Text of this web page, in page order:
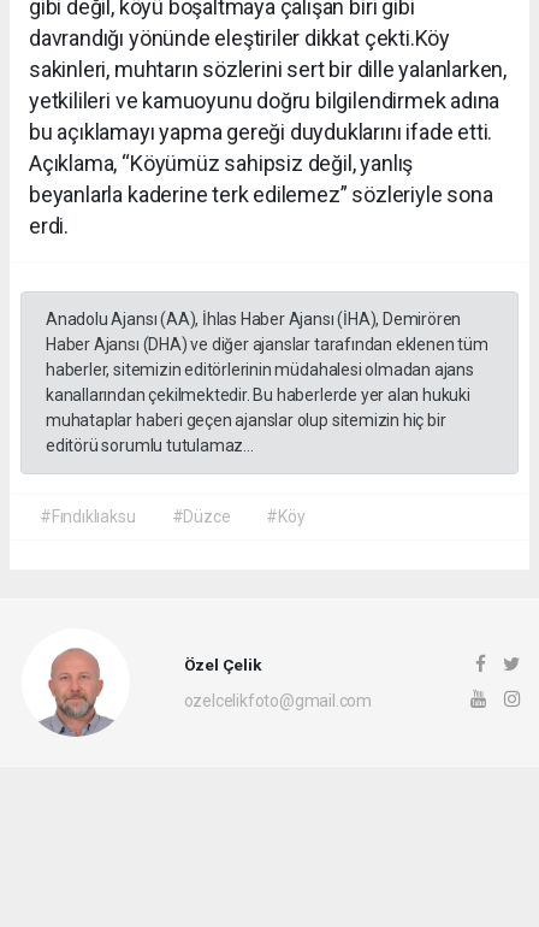
gibi değil, köyü boşaltmaya çalışan biri gibi
davrandığı yönünde eleştiriler dikkat çekti.Köy
sakinleri, muhtarın sözlerini sert bir dille yalanlarken,
yetkilileri ve kamuoyunu doğru bilgilendirmek adına
bu açıklamayı yapma gereği duyduklarını ifade etti.
Açıklama, “Köyümüz sahipsiz değil, yanlış
beyanlarla kaderine terk edilemez” sözleriyle sona
erdi.
Anadolu Ajansı (AA), İhlas Haber Ajansı (İHA), Demirören
Haber Ajansı (DHA) ve diğer ajanslar tarafından eklenen tüm
haberler, sitemizin editörlerinin müdahalesi olmadan ajans
kanallarından çekilmektedir. Bu haberlerde yer alan hukuki
muhataplar haberi geçen ajanslar olup sitemizin hiç bir
editörü sorumlu tutulamaz...
#Fındıklıaksu #Düzce #Köy
Özel Çelik
ozelcelikfoto@gmail.com